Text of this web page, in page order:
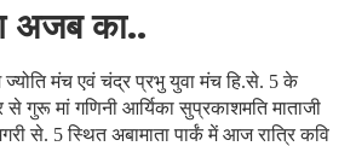
अजब का..
मंच एवं चंद्र प्रभु युवा मंच हि.से. 5 के
गुरू मां गणिनी आर्यिका सुप्रकाशमति माताजी
से. 5 स्थित अबामाता पार्कं में आज रात्रि कवि